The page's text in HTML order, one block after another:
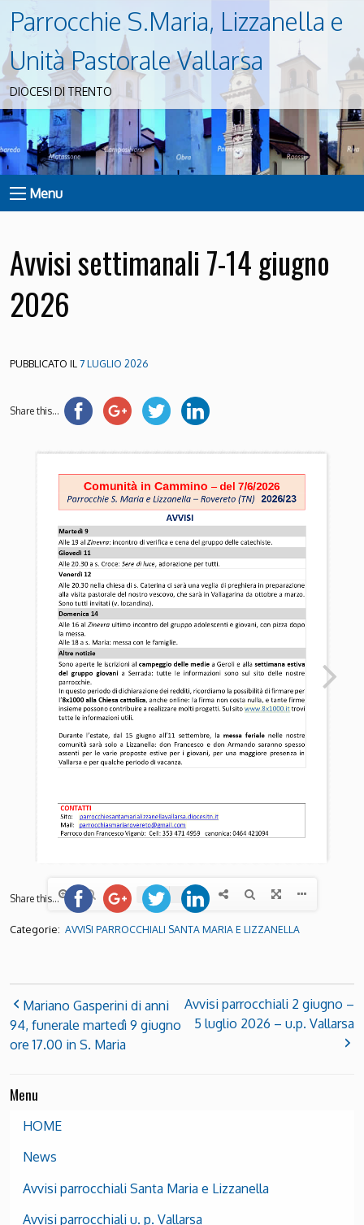
Parrocchie S.Maria, Lizzanella e
Unità Pastorale Vallarsa
DIOCESI DI TRENTO
Menu
Avvisi settimanali 7-14 giugno
2026
PUBBLICATO IL7 LUGLIO 2026
Share this...
Share this...
Categorie: AVVISI PARROCCHIALI SANTA MARIA E LIZZANELLA
Mariano Gasperini di anni
94, funerale martedì 9 giugno
ore 17.00 in S. Maria
Avvisi parrocchiali 2 giugno –
5 luglio 2026 – u.p. Vallarsa
Menu
HOME
News
Avvisi parrocchiali Santa Maria e Lizzanella
Avvisi parrocchiali u. p. Vallarsa